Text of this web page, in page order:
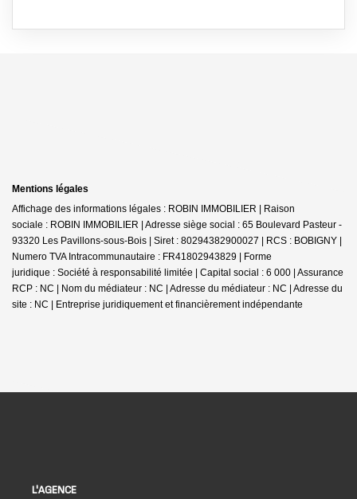
Mentions légales
Affichage des informations légales : ROBIN IMMOBILIER | Raison
sociale : ROBIN IMMOBILIER | Adresse siège social : 65 Boulevard Pasteur -
93320 Les Pavillons-sous-Bois | Siret : 80294382900027 | RCS : BOBIGNY |
Numero TVA Intracommunautaire : FR41802943829 | Forme
juridique : Société à responsabilité limitée | Capital social : 6 000 | Assurance
RCP : NC | Nom du médiateur : NC | Adresse du médiateur : NC | Adresse du
site : NC | Entreprise juridiquement et financièrement indépendante
L'AGENCE